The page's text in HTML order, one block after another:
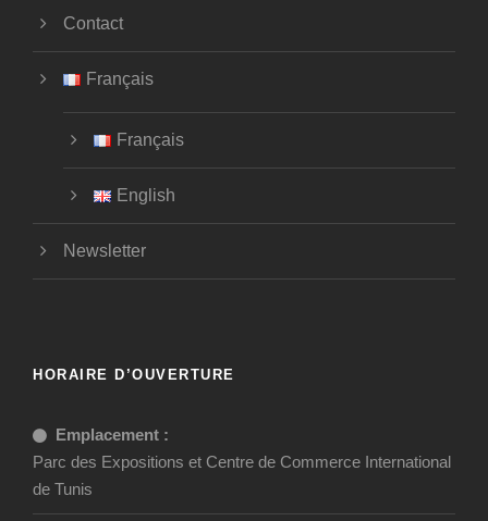
Contact
Français
Français
English
Newsletter
HORAIRE D’OUVERTURE
Emplacement :
Parc des Expositions et Centre de Commerce International
de Tunis